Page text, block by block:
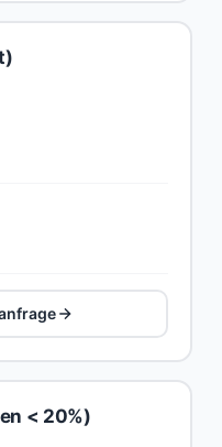
< 20%)